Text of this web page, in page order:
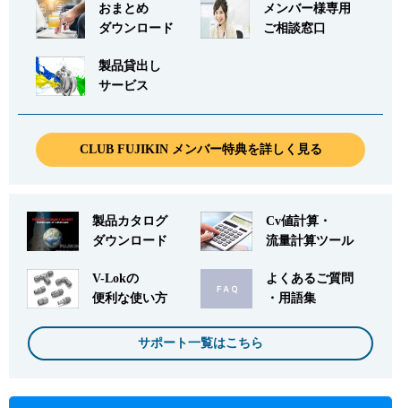
おまとめ
ダウンロード
メンバー様専用
ご相談窓口
製品貸出し
サービス
CLUB FUJIKIN メンバー特典を詳しく見る
製品カタログ
ダウンロード
Cv値計算・
流量計算ツール
V-Lokの
便利な使い方
よくあるご質問
・用語集
サポート一覧はこちら